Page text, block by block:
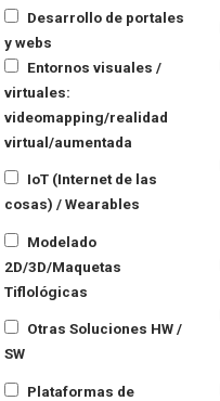
Desarrollo de portales
y webs
Entornos visuales /
virtuales:
videomapping/realidad
virtual/aumentada
IoT (Internet de las
cosas) / Wearables
Modelado
2D/3D/Maquetas
Tiflológicas
Otras Soluciones HW /
SW
Plataformas de